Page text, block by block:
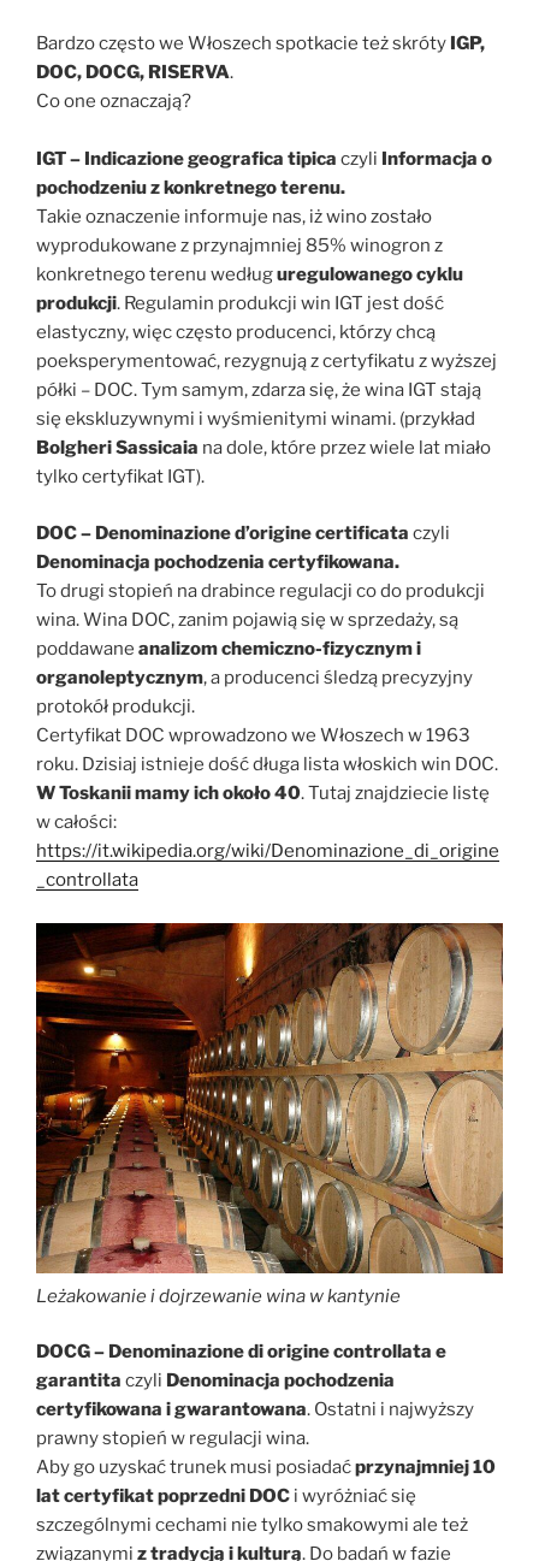
Bardzo często we Włoszech spotkacie też skróty IGP,
DOC, DOCG, RISERVA.
Co one oznaczają?
IGT – Indicazione geografica tipica czyli Informacja o
pochodzeniu z konkretnego terenu.
Takie oznaczenie informuje nas, iż wino zostało
wyprodukowane z przynajmniej 85% winogron z
konkretnego terenu wedługuregulowanego cyklu
produkcji. Regulamin produkcji win IGT jest dość
elastyczny, więc często producenci, którzy chcą
poeksperymentować, rezygnują z certyfikatu z wyższej
półki – DOC. Tym samym, zdarza się, że wina IGT stają
się ekskluzywnymi i wyśmienitymi winami. (przykład
Bolgheri Sassicaia na dole, które przez wiele lat miało
tylko certyfikat IGT).
DOC – Denominazione d’origine certificata czyli
Denominacja pochodzenia certyfikowana.
To drugi stopień na drabince regulacji co do produkcji
wina. Wina DOC, zanim pojawią się w sprzedaży, są
poddawane analizom chemiczno-fizycznym i
organoleptycznym, a producenci śledzą precyzyjny
protokół produkcji.
Certyfikat DOC wprowadzono we Włoszech w 1963
roku. Dzisiaj istnieje dość długa lista włoskich win DOC.
W Toskanii mamy ich około 40. Tutaj znajdziecie listę
w całości:
https://it.wikipedia.org/wiki/Denominazione_di_origine
_controllata
Leżakowanie i dojrzewanie wina w kantynie
DOCG – Denominazione di origine controllata e
garantita czyli Denominacja pochodzenia
certyfikowana i gwarantowana. Ostatni i najwyższy
prawny stopień w regulacji wina.
Aby go uzyskać trunek musi posiadaćprzynajmniej 10
lat certyfikat poprzedni DOC i wyróżniać się
szczególnymi cechami nie tylko smakowymi ale też
związanymi z tradycją i kulturą. Do badań w fazie